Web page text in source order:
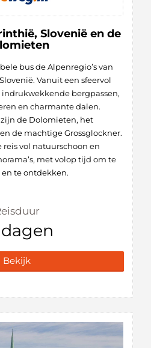
Slovenië en de
bus de Alpenregio’s van
Vanuit een sfeervol
bergpassen,
en charmante dalen.
de Dolomieten, het
de machtige Grossglockner.
reis vol natuurschoon en
met volop tijd om te
te ontdekken.
dagen
Bekijk